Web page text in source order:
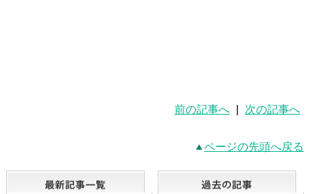
前の記事へ 次の記事へ
ページの先頭へ戻る
最新記事一覧